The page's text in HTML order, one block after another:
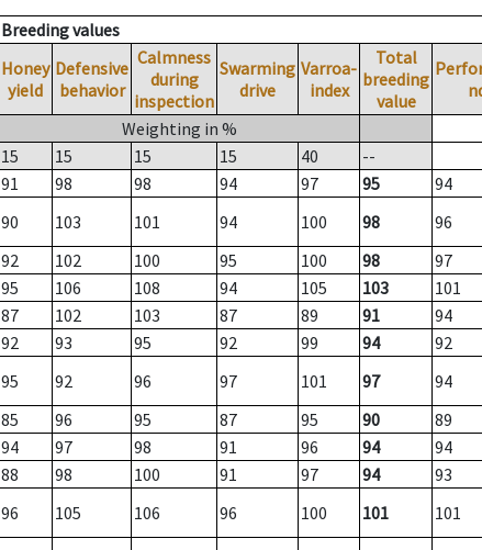
Breeding values
Honey
yield
Defensive
behavior
Calmness
during
inspection
Swarming
drive
Varroa-
index
Total
breeding
value
Weighting in %
15
15 15 15 40
--
91 98 98 94 97 95
94
90 103 101 94 100 98
96
92 102 100 95 100 98
97
95 106 108 94 105 103
101
87 102 103 87 89 91
94
92 93 95 92 99 94
92
95 92 96 97 101 97
94
85 96 95 87 95 90
89
94 97 98 91 96 94
94
88 98 100 91 97 94
93
96 105 106 96 100 101 101